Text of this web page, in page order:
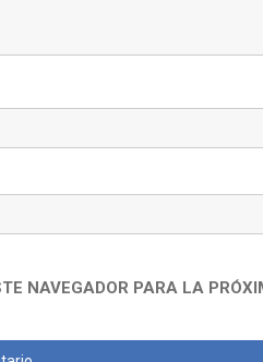
NAVEGADOR PARA LA